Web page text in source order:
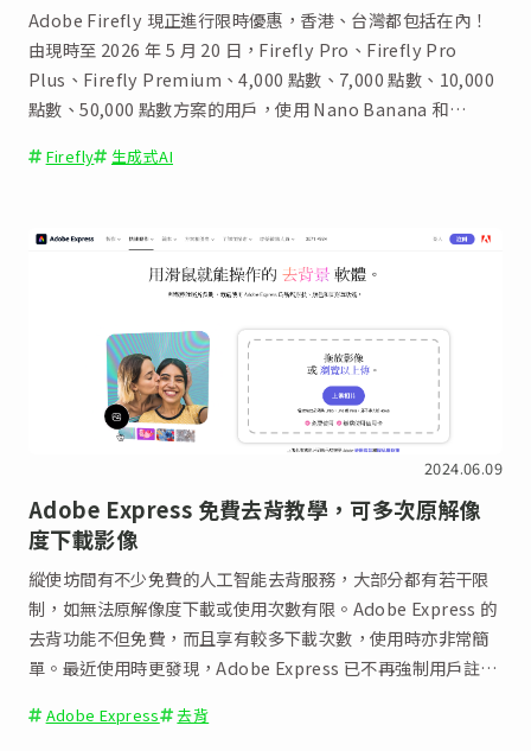
Adobe Firefly 現正進行限時優惠，香港、台灣都包括在內！
由現時至 2026 年 5 月 20 日，Firefly Pro、Firefly Pro
Plus、Firefly Premium、4,000 點數、7,000 點數、10,000
點數、50,000 點數方案的用戶，使用 Nano Banana 和
Firefly 生成式AI
2024.06.09
Adobe Express 免費去背教學，可多次原解像
度下載影像
縱使坊間有不少免費的人工智能去背服務，大部分都有若干限
制，如無法原解像度下載或使用次數有限。Adobe Express 的
去背功能不但免費，而且享有較多下載次數，使用時亦非常簡
單。最近使用時更發現，Adobe Express 已不再強制用戶註冊
Adobe Express 去背